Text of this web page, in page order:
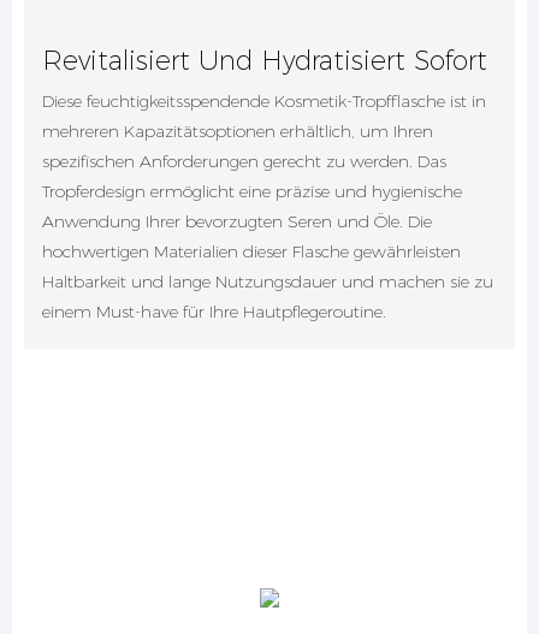
Revitalisiert Und Hydratisiert Sofort
Diese feuchtigkeitsspendende Kosmetik-Tropfflasche ist in
mehreren Kapazitätsoptionen erhältlich, um Ihren
spezifischen Anforderungen gerecht zu werden. Das
Tropferdesign ermöglicht eine präzise und hygienische
Anwendung Ihrer bevorzugten Seren und Öle. Die
hochwertigen Materialien dieser Flasche gewährleisten
Haltbarkeit und lange Nutzungsdauer und machen sie zu
einem Must-have für Ihre Hautpflegeroutine.